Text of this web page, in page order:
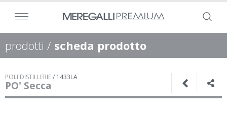
prodotti / scheda prodotto
POLI DISTILLERIE/ 1433LA
PO' Secca